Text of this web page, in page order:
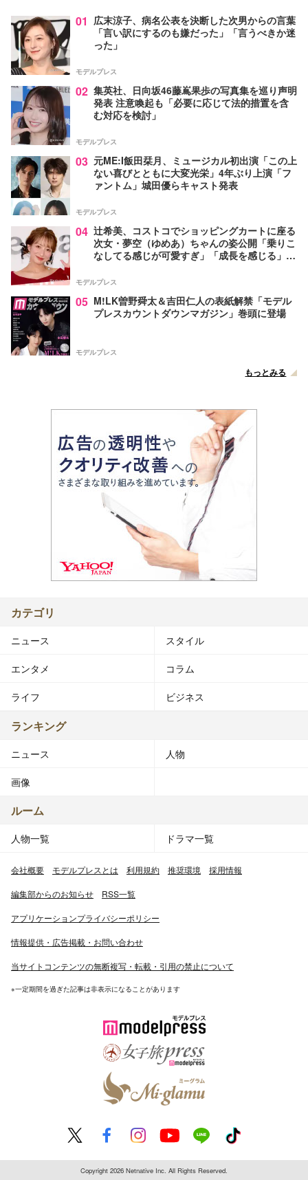
01 広末涼子、病名公表を決断した次男からの言葉
「言い訳にするのも嫌だった」「言うべきか迷
った」
モデルプレス
02 集英社、日向坂46藤嶌果歩の写真集を巡り声明
発表 注意喚起も「必要に応じて法的措置を含
む対応を検討」
モデルプレス
03 元ME:I飯田栞月、ミュージカル初出演「この上
ない喜びとともに大変光栄」4年ぶり上演「フ
ァントム」城田優らキャスト発表
モデルプレス
04 辻希美、コストコでショッピングカートに座る
次女・夢空（ゆめあ）ちゃんの姿公開「乗りこ
なしてる感じが可愛すぎ」「成長を感じる」の
モデルプレス
05 M!LK曽野舜太＆吉田仁人の表紙解禁「モデル
プレスカウントダウンマガジン」巻頭に登場
モデルプレス
もっとみる
カテゴリ
ニュース スタイル
エンタメ コラム
ライフ ビジネス
ランキング
ニュース 人物
画像
ルーム
人物一覧 ドラマ一覧
会社概要 モデルプレスとは 利用規約 推奨環境 採用情報
編集部からのお知らせ RSS一覧
アプリケーションプライバシーポリシー
情報提供・広告掲載・お問い合わせ
当サイトコンテンツの無断複写・転載・引用の禁止について
※一定期間を過ぎた記事は非表示になることがあります
Copyright 2026 Netnative Inc. All Rights Reserved.